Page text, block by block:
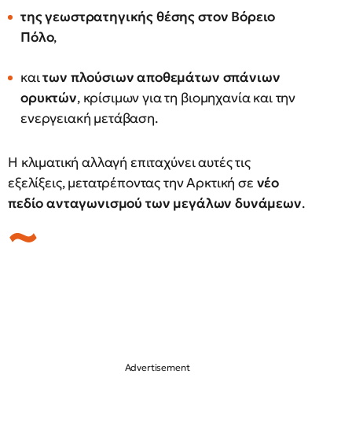
της γεωστρατηγικής θέσης στον Βόρειο
Πόλο,
καιτων πλούσιων αποθεμάτων σπάνιων
ορυκτών, κρίσιμων για τη βιομηχανία και την
ενεργειακή μετάβαση.
Η κλιματική αλλαγή επιταχύνει αυτές τις
εξελίξεις, μετατρέποντας την Αρκτική σε νέο
πεδίο ανταγωνισμού των μεγάλων δυνάμεων.